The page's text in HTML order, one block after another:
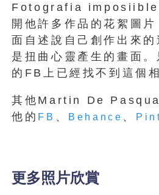
Fotografia imposiible
開他許多作品的花絮圖
面自述說自己創作出來的
是扭曲心靈產生的畫面
的FB上已經找不到這個
其他Martin De
他的 FB 、 Behance 、
更多照片欣賞